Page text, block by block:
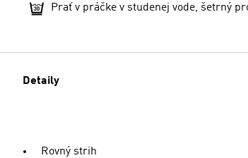
Prať v práčke v studenej vode, šetrný
Detaily
Rovný strih